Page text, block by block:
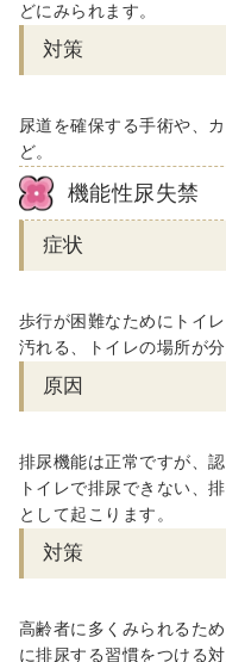
どにみられます。
対策
尿道を確保する手術や、
ど。
機能性尿失禁
症状
歩行が困難なためにトイ
汚れる、トイレの場所が分
原因
排尿機能は正常ですが、
トイレで排尿できない、
として起こります。
対策
高齢者に多くみられるた
に排尿する習慣をつける対